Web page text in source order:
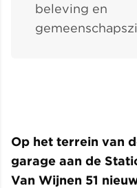
beleving en
Op het terrein van
garage aan de
Van Wijnen 51